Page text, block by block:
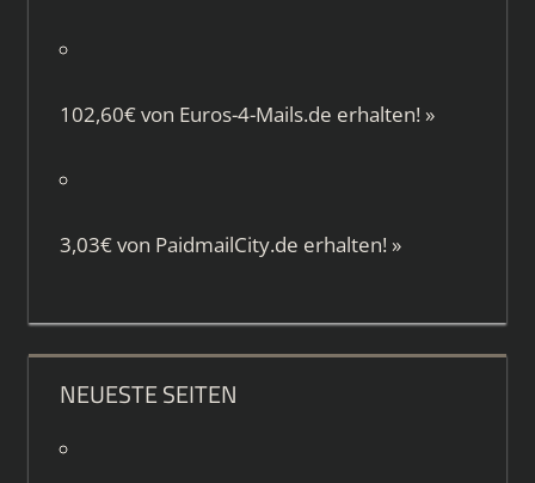
102,60€ von Euros-4-Mails.de erhalten! »
3,03€ von PaidmailCity.de erhalten! »
NEUESTE SEITEN